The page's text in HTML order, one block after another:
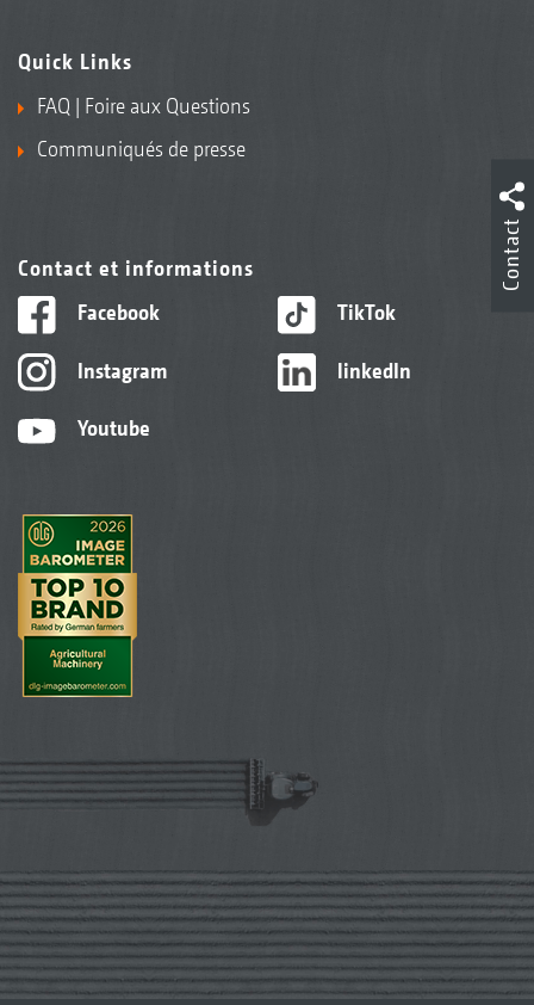
Quick Links
FAQ | Foire aux Questions
Communiqués de presse
Contact et informations
Facebook
Instagram
Youtube
TikTok
linkedIn
Contact